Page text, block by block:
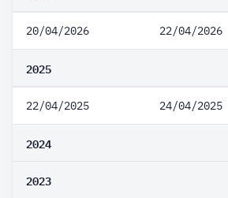
20/04/2026 22/04/2026
2025
22/04/2025 24/04/2025
2024
2023